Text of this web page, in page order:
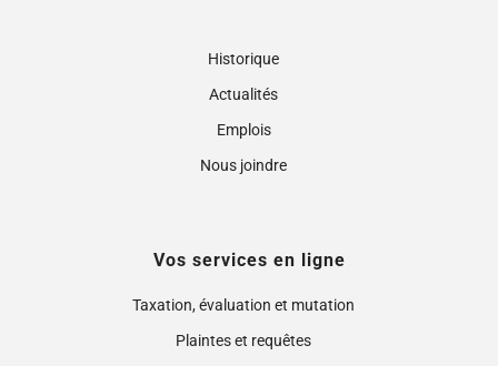
Historique
Actualités
Emplois
Nous joindre
Vos services en ligne
Taxation, évaluation et mutation
Plaintes et requêtes